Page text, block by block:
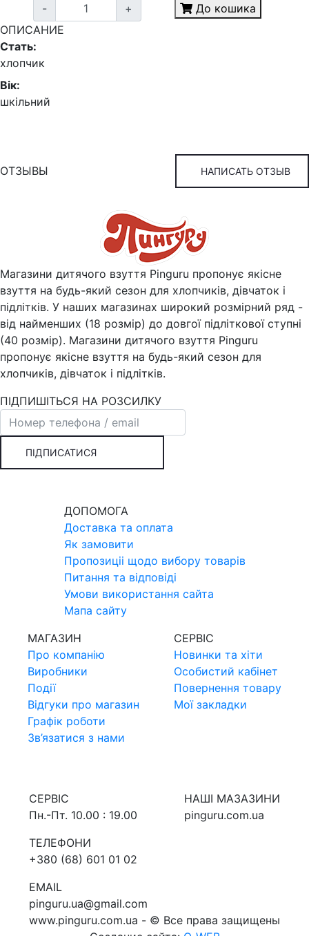
-
+
До кошика
ОПИСАНИЕ
Стать:
хлопчик
Вік:
шкільний
ОТЗЫВЫ НАПИСАТЬ ОТЗЫВ
Магазини дитячого взуття Pinguru пропонує якісне
взуття на будь-який сезон для хлопчиків, дівчаток і
підлітків. У наших магазинах широкий розмірний ряд -
від найменших (18 розмір) до довгої підліткової ступні
(40 розмір). Магазини дитячого взуття Pinguru
пропонує якісне взуття на будь-який сезон для
хлопчиків, дівчаток і підлітків.
ПІДПИШІТЬСЯ НА РОЗСИЛКУ
ПІДПИСАТИСЯ
ДОПОМОГА
Доставка та оплата
Як замовити
Пропозицii щодо вибору товарiв
Питання та вiдповiдi
Умови використання сайта
Мапа сайту
МАГАЗИН
Про компанiю
Виробники
Події
Відгуки про магазин
Графік роботи
Зв’язатися з нами
СЕРВIС
Новинки та хiти
Особистий кабінет
Повернення товару
Мої закладки
СЕРВIС
Пн.-Пт. 10.00 : 19.00
ТЕЛЕФОНИ
+380 (68) 601 01 02
EMAIL
pinguru.ua@gmail.com
НАШI МАЗАЗИНИ
pinguru.com.ua
www.pinguru.com.ua - © Все права защищены